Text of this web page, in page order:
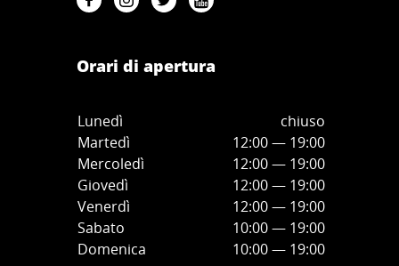
Orari di apertura
Lunedì
chiuso
Martedì
12:00 — 19:00
Mercoledì
12:00— 19:00
Giovedì
12:00— 19:00
Venerdì
12:00— 19:00
Sabato
10:00— 19:00
Domenica
10:00— 19:00